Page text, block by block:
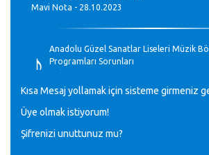
Mavi Nota - 28.10.2023
♪
Anadolu Güzel Sanatlar Liseleri Müzik
Programları Sorunları
♪
GEÇMİŞ OLSUN TÜRKİYE!
Mavi Nota - 07.02.2023
Kısa Mesaj yollamak için sisteme girmeniz
Üye olmak istiyorum!
Şifrenizi unuttunuz mu?